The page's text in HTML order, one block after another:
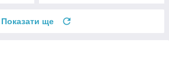
Показати ще